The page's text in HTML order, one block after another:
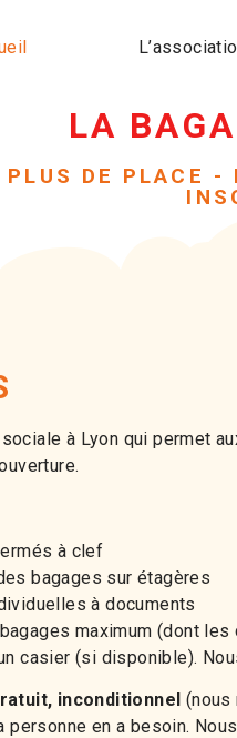
LA
PLUS DE PLACE -
à Lyon qui permet
à clef
bagages sur étagères
à documents
maximum (dont
casier (si disponible).
inconditionnel (nous
en a besoin.